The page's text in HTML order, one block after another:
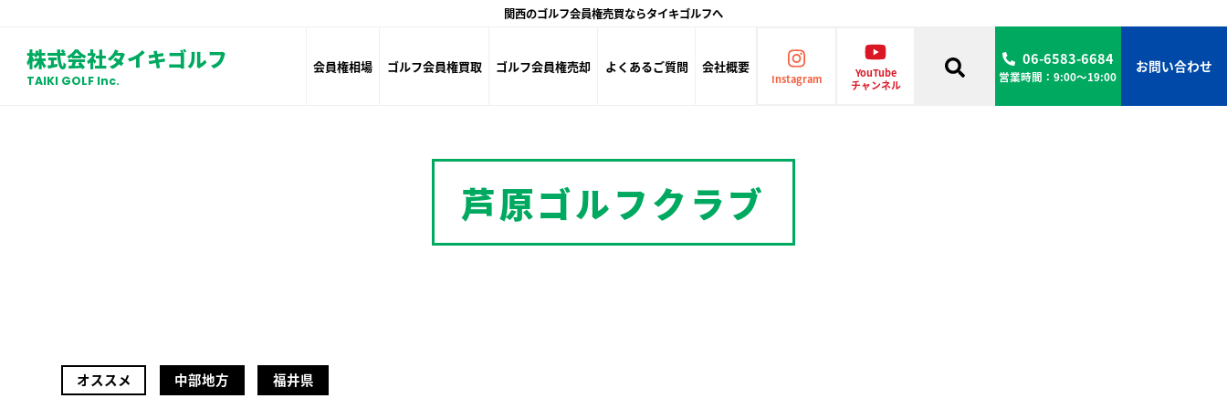
関西のゴルフ会員権売買ならタイキゴルフへ
株式会社タイキゴルフ
TAIKI GOLF Inc.
会員権相場 ゴルフ会員権買取 ゴルフ会員権売却 よくあるご質問 会社概要
Instagram
YouTube
チャンネル
06-6583-6684
営業時間：9:00〜19:00
お問い合わせ
芦原ゴルフクラブ
オススメ 中部地方 福井県